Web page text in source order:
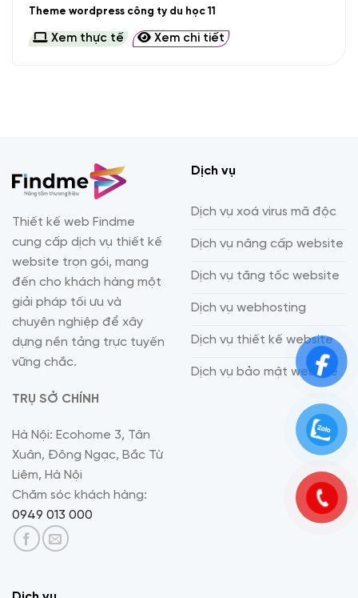
Theme wordpress công ty du học 11
Xem thực tế Xem chi tiết
Thiết kế web Findme
cung cấp dịch vụ thiết kế
website trọn gói, mang
đến cho khách hàng một
giải pháp tối ưu và
chuyên nghiệp để xây
dựng nền tảng trực tuyến
vững chắc.
TRỤ SỞ CHÍNH
Hà Nội: Ecohome 3, Tân
Xuân, Đông Ngạc, Bắc Từ
Liêm, Hà Nội
Chăm sóc khách hàng:
0949 013 000
Dịch vụ
Dịch vụ xoá virus mã độc
Dịch vụ nâng cấp website
Dịch vụ tăng tốc website
Dịch vụ webhosting
Dịch vụ thiết kế website
Dịch vụ bảo mật website